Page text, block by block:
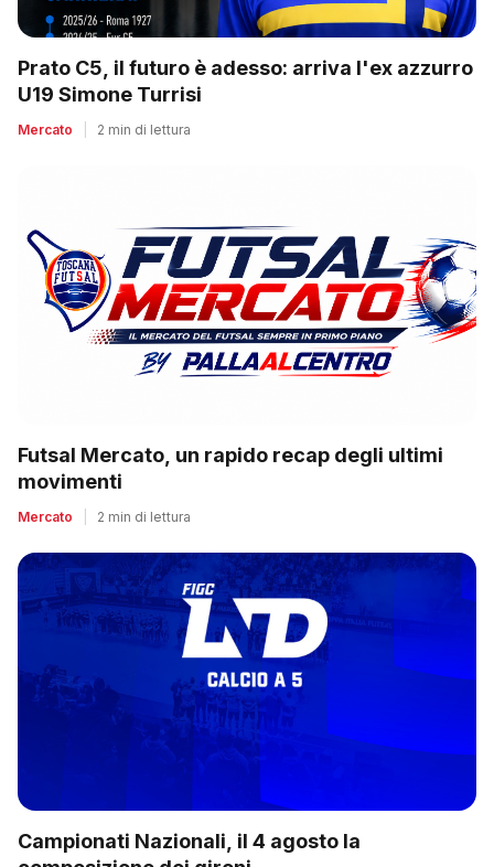
Prato C5, il futuro è adesso: arriva l'ex azzurro
U19 Simone Turrisi
Mercato 2 min di lettura
Futsal Mercato, un rapido recap degli ultimi
movimenti
Mercato 2 min di lettura
Campionati Nazionali, il 4 agosto la